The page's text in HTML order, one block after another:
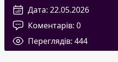
Дата: 22.05.2026
Коментарів: 0
Переглядів: 444